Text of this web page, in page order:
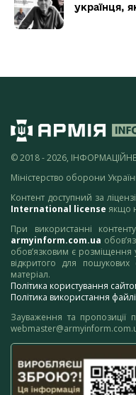
українця,
© 2018 - 2026,
Міністерство оборони
Контент доступний за
International license якщо
При використанні
armyinform.com.ua
обов’язковим є розміщення
відкритого для
матеріал.
Політика користування
Політика використання
Зауваження та пропозиції